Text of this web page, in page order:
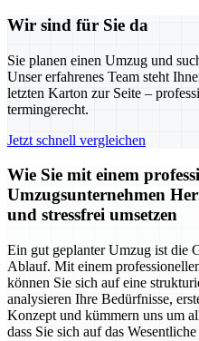
Wir sind für Sie da
Sie planen einen Umzug und
Unser erfahrenes Team steht
letzten Karton zur Seite –
termingerecht.
Jetzt schnell vergleichen
Wie Sie mit einem
Umzugsunternehmen
und stressfrei umsetzen
Ein gut geplanter Umzug ist die
Ablauf. Mit einem
können Sie sich auf eine
analysieren Ihre Bedürfnisse,
Konzept und kümmern uns um
dass Sie sich auf das